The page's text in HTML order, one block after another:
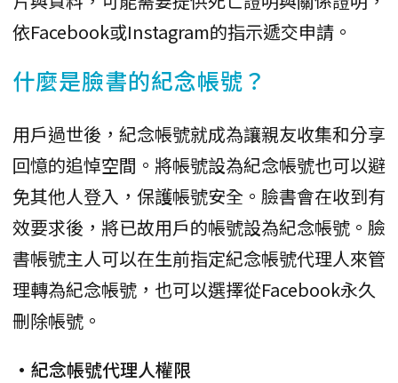
依Facebook或Instagram的指示遞交申請。
什麼是臉書的紀念帳號？
用戶過世後，紀念帳號就成為讓親友收集和分享
回憶的追悼空間。將帳號設為紀念帳號也可以避
免其他人登入，保護帳號安全。臉書會在收到有
效要求後，將已故用戶的帳號設為紀念帳號。臉
書帳號主人可以在生前指定紀念帳號代理人來管
理轉為紀念帳號，也可以選擇從Facebook永久
刪除帳號。
•紀念帳號代理人權限